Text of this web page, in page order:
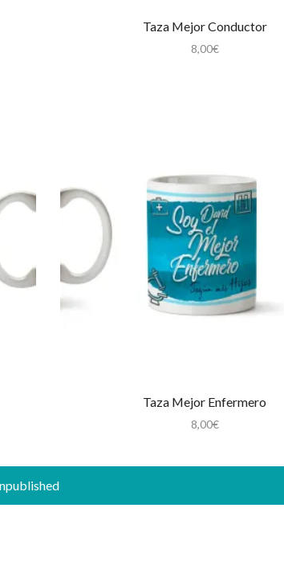
Taza Mejor Conductor
8,00€
Taza Mejor Enfermero
8,00€